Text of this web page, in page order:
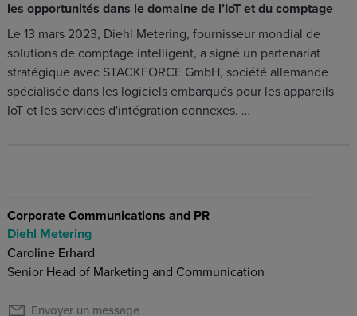
les opportunités dans le domaine de l’IoT et du comptage
Le 13 mars 2023, Diehl Metering, fournisseur mondial de
solutions de comptage intelligent, a signé un partenariat
stratégique avec STACKFORCE GmbH, société allemande
spécialisée dans les logiciels embarqués pour les appareils
IoT et les services d'intégration connexes. …
Corporate Communications and PR
Diehl Metering
Caroline Erhard
Senior Head of Marketing and Communication
Envoyer un message